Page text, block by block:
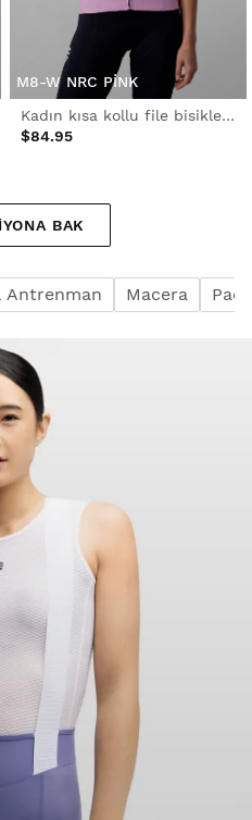
M8-W NRC PINK
Kadın kısa kollu file bisiklet forması
$84.95
BAK
Antrenman Macera